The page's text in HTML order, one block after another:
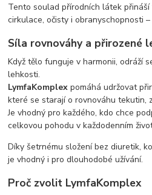
Tento soulad přírodních látek
cirkulace, očisty i obranyschopnosti
Síla rovnováhy a přirozené
Když tělo funguje v harmonii, odráží
lehkosti.
LymfaKomplex pomáhá udržovat
které se starají o rovnováhu tekutin,
Je vhodný pro každého, kdo chce
celkovou pohodu v každodenním
Díky šetrnému složení bez diuretik,
je vhodný i pro dlouhodobé užívání.
Proč zvolit LymfaKomplex